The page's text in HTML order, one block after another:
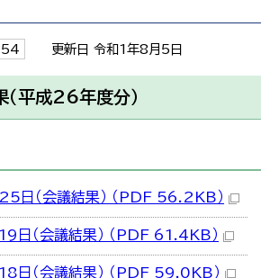
更新日 令和1年8月5日
平成26年度分）
日（会議結果） （PDF 56.2KB）
日（会議結果） （PDF 61.4KB）
日（会議結果） （PDF 59.0KB）